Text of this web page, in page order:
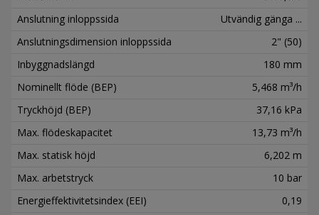
Anslutning inloppssida
Utvändig gänga ...
Anslutningsdimension inloppssida
2" (50)
Inbyggnadslängd
180 mm
Nominellt flöde (BEP)
5,468 m³/h
Tryckhöjd (BEP)
37,16 kPa
Max. flödeskapacitet
13,73 m³/h
Max. statisk höjd
6,202 m
Max. arbetstryck
10 bar
Energieffektivitetsindex (EEI)
0,19